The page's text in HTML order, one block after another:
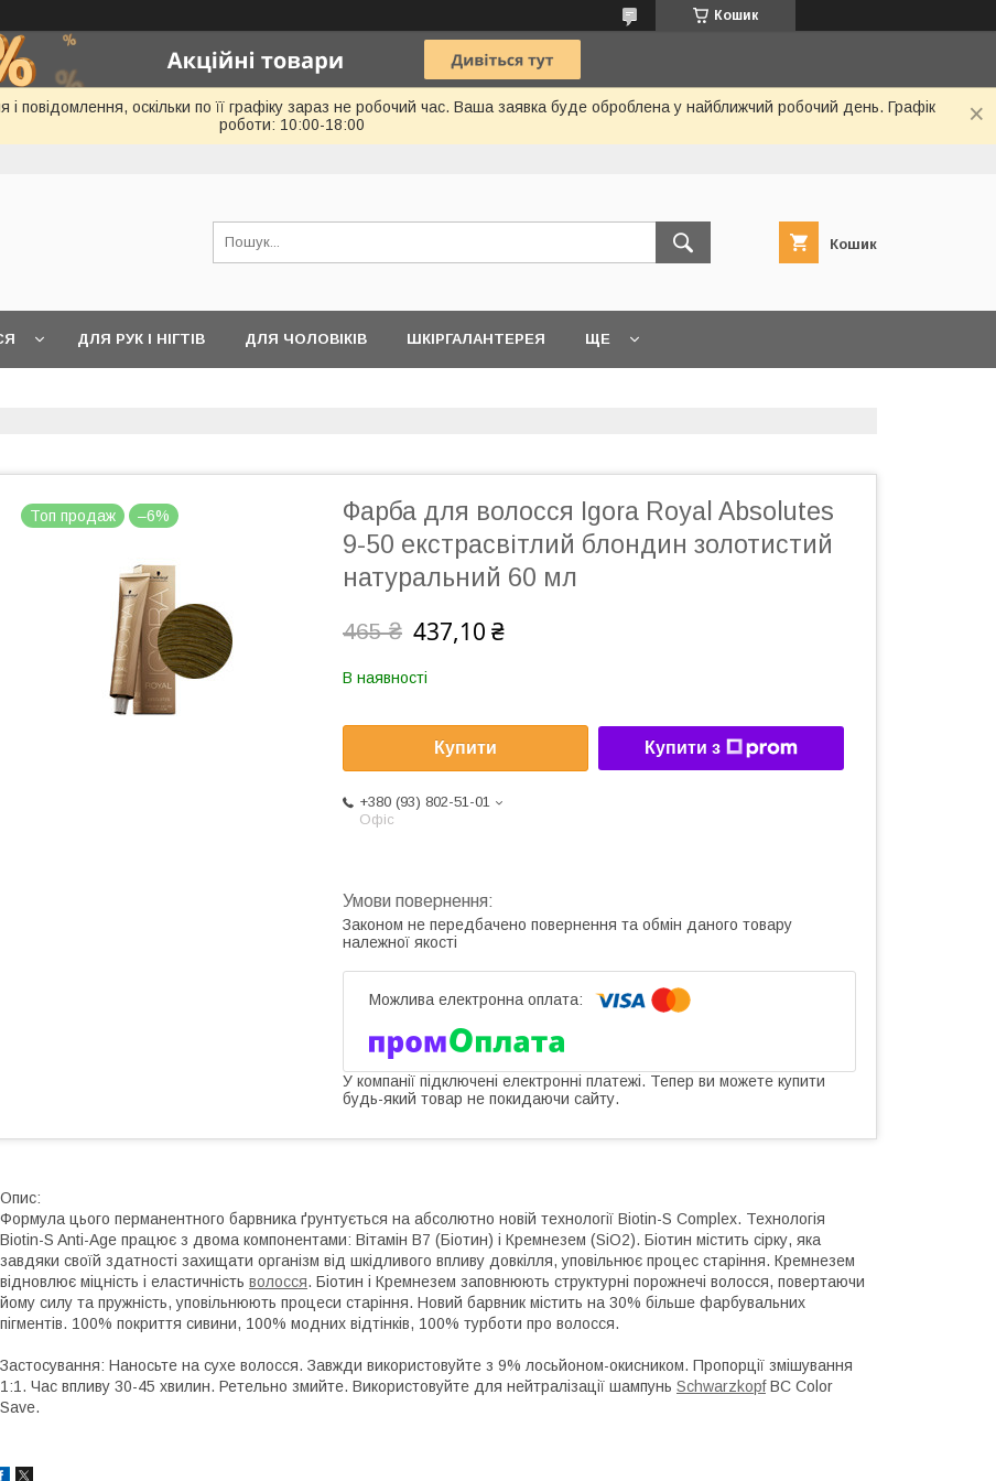
Кошик
повідомлення, оскільки по її графіку зараз не робочий час. Ваша заявка буде оброблена у найближчий робочий день. Графік
роботи: 10:00-18:00
Кошик
ДЛЯ РУК І НІГТІВ ДЛЯ ЧОЛОВІКІВ ШКІРГАЛАНТЕРЕЯ ЩЕ
Топ продаж –6%
Фарба для волосся Igora Royal Absolutes
9-50 екстрасвітлий блондин золотистий
натуральний 60 мл
465 ₴ 437,10 ₴
В наявності
Купити Купити з
+380 (93) 802-51-01
Офіс
Законом не передбачено повернення та обмін даного товару
належної якості
У компанії підключені електронні платежі. Тепер ви можете купити
будь-який товар не покидаючи сайту.
Опис:
Формула цього перманентного барвника ґрунтується на абсолютно новій технології Biotin-S Complex. Технологія
Biotin-S Anti-Age працює з двома компонентами: Вітамін В7 (Біотин) і Кремнезем (SiO2). Біотин містить сірку, яка
завдяки своїй здатності захищати організм від шкідливого впливу довкілля, уповільнює процес старіння. Кремнезем
відновлює міцність і еластичність волосся. Біотин і Кремнезем заповнюють структурні порожнечі волосся, повертаючи
йому силу та пружність, уповільнюють процеси старіння. Новий барвник містить на 30% більше фарбувальних
пігментів. 100% покриття сивини, 100% модних відтінків, 100% турботи про волосся.
Застосування: Наносьте на сухе волосся. Завжди використовуйте з 9% лосьйоном-окисником. Пропорції змішування
1:1. Час впливу 30-45 хвилин. Ретельно змийте. Використовуйте для нейтралізації шампунь SchwarzkopfBC Color
Save.